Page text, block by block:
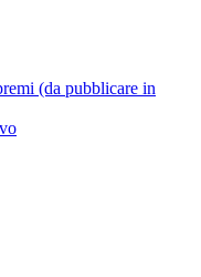
(da pubblicare in